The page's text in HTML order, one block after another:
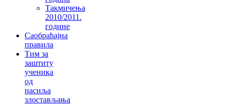
Такмичења
2010/2011.
године
Саобраћајна
правила
Тим за
заштиту
ученика
од
насиља
злостављања